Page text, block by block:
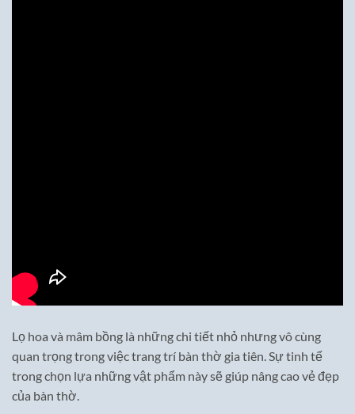
Lọ hoa và mâm bồng là những chi tiết nhỏ nhưng vô cùng
quan trọng trong việc trang trí bàn thờ gia tiên. Sự tinh tế
trong chọn lựa những vật phẩm này sẽ giúp nâng cao vẻ đẹp
của bàn thờ.